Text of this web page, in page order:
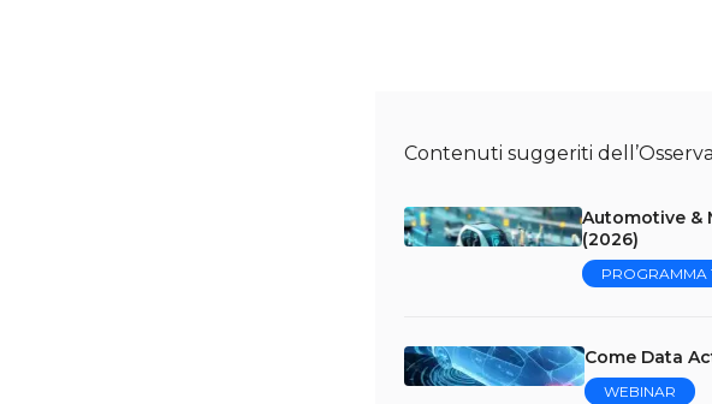
Contenuti suggeriti
Automotive &
(2026)
PROGRAMMA
Come Data
WEBINAR